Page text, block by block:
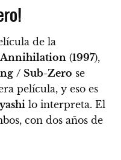
de la
(1997),
/ Sub-Zero se
película, y eso es
lo interpreta. El
con dos años de